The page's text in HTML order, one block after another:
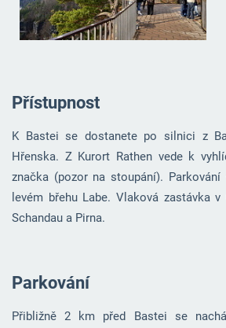
Přístupnost
K Bastei se dostanete po silnici z
Hřenska. Z Kurort Rathen vede k
značka (pozor na stoupání).
levém břehu Labe. Vlaková zastávka v
Schandau a Pirna.
Parkování
Přibližně 2 km před Bastei se